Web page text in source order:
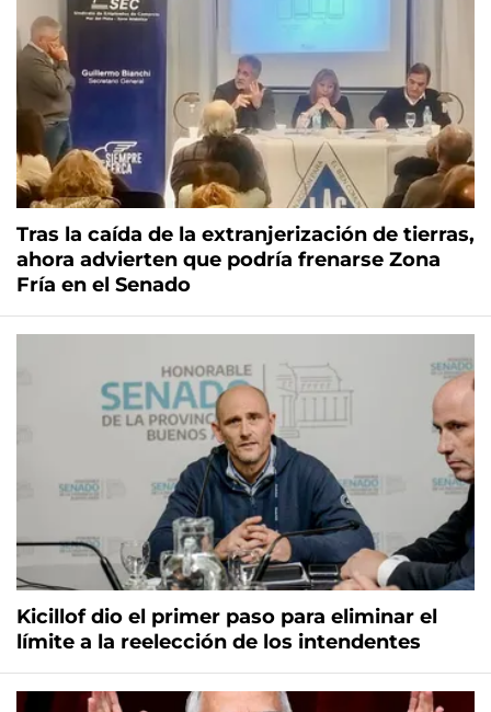
Tras la caída de la extranjerización de tierras,
ahora advierten que podría frenarse Zona
Fría en el Senado
Kicillof dio el primer paso para eliminar el
límite a la reelección de los intendentes